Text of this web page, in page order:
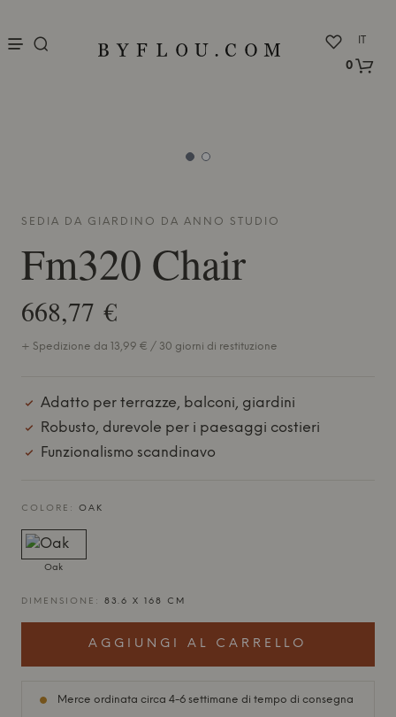
IT
0
SEDIA DA GIARDINO DA ANNO STUDIO
Fm320 Chair
668,77 €
+ Spedizione da 13,99 € / 30 giorni di restituzione
Adatto per terrazze, balconi, giardini
Robusto, durevole per i paesaggi costieri
Funzionalismo scandinavo
COLORE: OAK
Oak
DIMENSIONE: 83.6 X 168 CM
AGGIUNGI AL CARRELLO
Merce ordinata circa 4-6 settimane di tempo di consegna